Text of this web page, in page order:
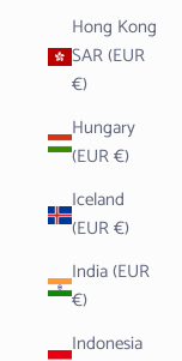
Hong Kong
SAR (EUR
€)
Hungary
(EUR €)
Iceland
(EUR €)
India (EUR
€)
Indonesia